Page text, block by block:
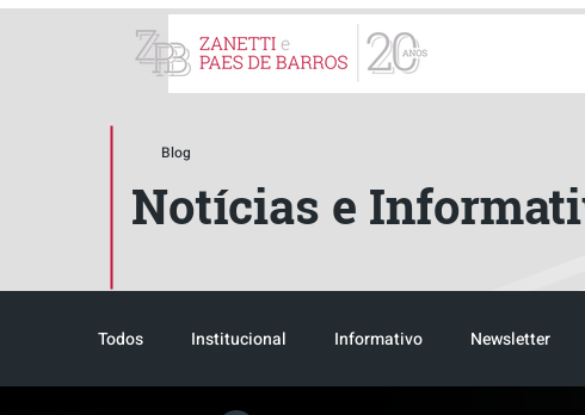
Blog
Notícias e
Todos Institucional Informativo Newsletter